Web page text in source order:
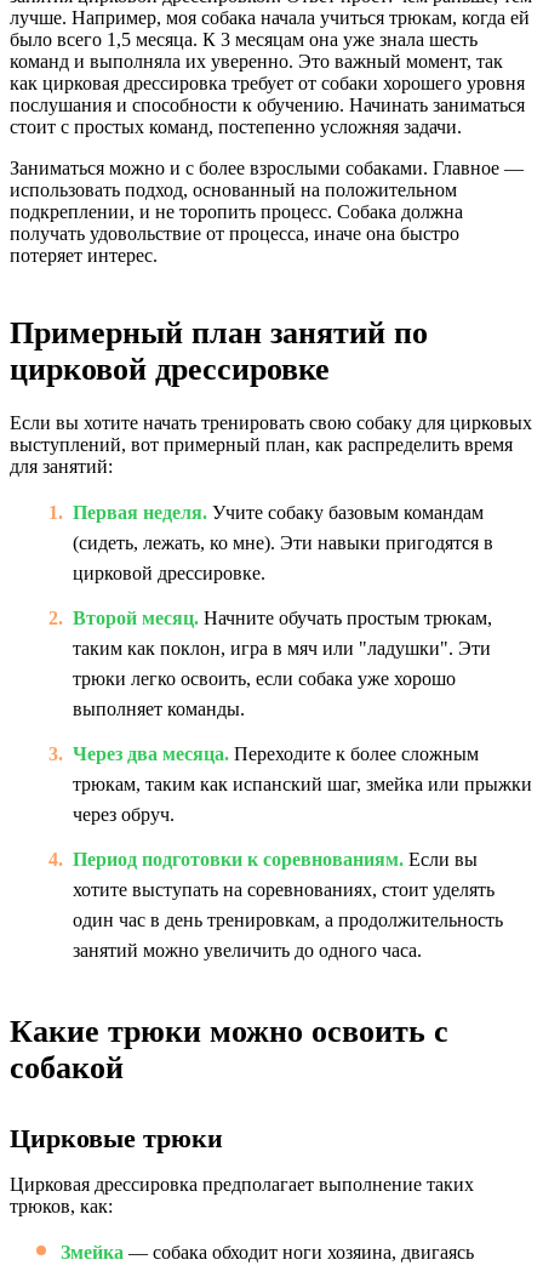
лучше. Например, моя собака начала учиться трюкам, когда ей
было всего 1,5 месяца. К 3 месяцам она уже знала шесть
команд и выполняла их уверенно. Это важный момент, так
как цирковая дрессировка требует от собаки хорошего уровня
послушания и способности к обучению. Начинать заниматься
стоит с простых команд, постепенно усложняя задачи.
Заниматься можно и с более взрослыми собаками. Главное —
использовать подход, основанный на положительном
подкреплении, и не торопить процесс. Собака должна
получать удовольствие от процесса, иначе она быстро
потеряет интерес.
Примерный план занятий по
цирковой дрессировке
Если вы хотите начать тренировать свою собаку для цирковых
выступлений, вот примерный план, как распределить время
для занятий:
Первая неделя. Учите собаку базовым командам
(сидеть, лежать, ко мне). Эти навыки пригодятся в
цирковой дрессировке.
Второй месяц. Начните обучать простым трюкам,
таким как поклон, игра в мяч или "ладушки". Эти
трюки легко освоить, если собака уже хорошо
выполняет команды.
Через два месяца. Переходите к более сложным
трюкам, таким как испанский шаг, змейка или прыжки
через обруч.
Период подготовки к соревнованиям. Если вы
хотите выступать на соревнованиях, стоит уделять
один час в день тренировкам, а продолжительность
занятий можно увеличить до одного часа.
Какие трюки можно освоить с
собакой
Цирковые трюки
Цирковая дрессировка предполагает выполнение таких
трюков, как:
Змейка — собака обходит ноги хозяина, двигаясь